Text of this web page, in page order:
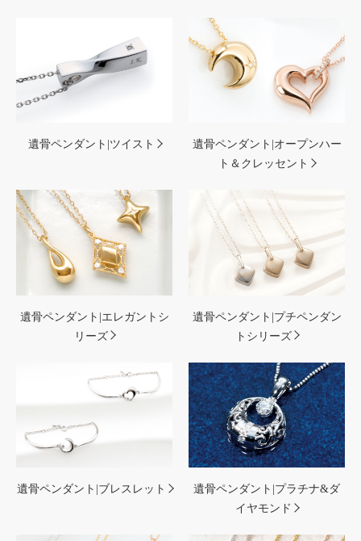
遺骨ペンダント|ツイスト
遺骨ペンダント|オープンハー
ト＆クレッセント
遺骨ペンダント|エレガントシ
リーズ
遺骨ペンダント|プチペンダン
トシリーズ
遺骨ペンダント|ブレスレット
遺骨ペンダント|プラチナ&ダ
イヤモンド